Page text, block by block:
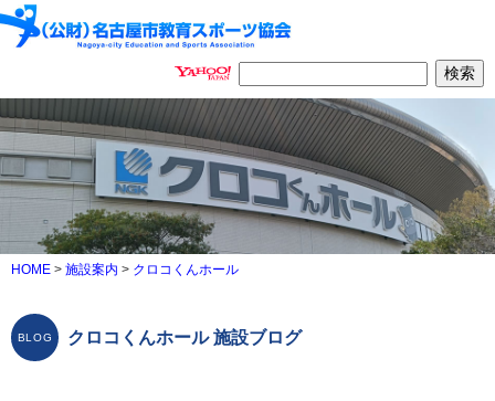
HOME > 施設案内 > クロコくんホール
クロコくんホール 施設ブログ